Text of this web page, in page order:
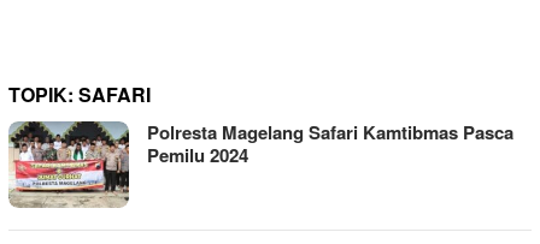
TOPIK: SAFARI
Polresta Magelang Safari Kamtibmas Pasca
Pemilu 2024